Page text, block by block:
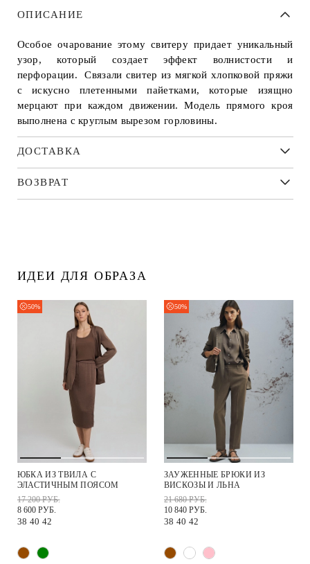
ОПИСАНИЕ
Особое очарование этому свитеру придает уникальный
узор, который создает эффект волнистости и
перфорации. Связали свитер из мягкой хлопковой пряжи
с искусно плетенными пайетками, которые изящно
мерцают при каждом движении. Модель прямого кроя
выполнена с круглым вырезом горловины.
ДОСТАВКА
ВОЗВРАТ
ИДЕИ ДЛЯ ОБРАЗА
50%
ЮБКА ИЗ ТВИЛА С
ЭЛАСТИЧНЫМ ПОЯСОМ
17 200 РУБ.
8 600 РУБ.
38 40 42
50%
ЗАУЖЕННЫЕ БРЮКИ ИЗ
ВИСКОЗЫ И ЛЬНА
21 680 РУБ.
10 840 РУБ.
38 40 42